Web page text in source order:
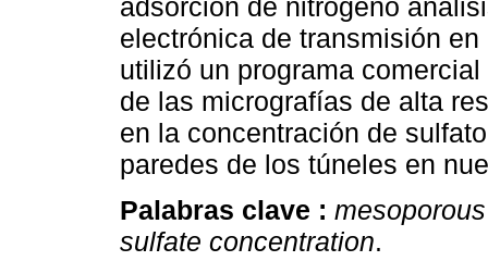
adsorción de nitrógeno
electrónica de transmisión
utilizó un programa
de las micrografías de alta
en la concentración de
paredes de los túneles en
Palabras clave :
sulfate concentration.